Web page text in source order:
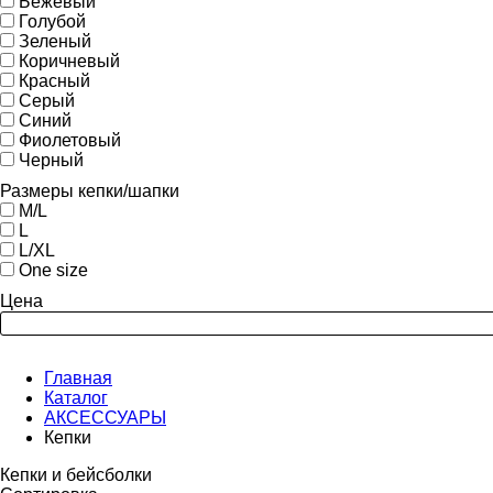
Голубой
Зеленый
Коричневый
Красный
Серый
Синий
Фиолетовый
Черный
Размеры кепки/шапки
M/L
L
L/XL
One size
Цена
Главная
Каталог
АКСЕССУАРЫ
Кепки
Кепки и бейсболки